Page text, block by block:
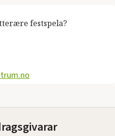
festspela?